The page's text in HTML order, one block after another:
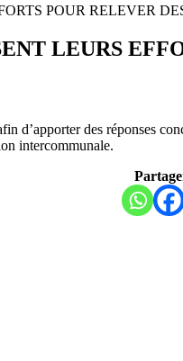
POUR RELEVER
LEURS
des réponses
intercommunale.